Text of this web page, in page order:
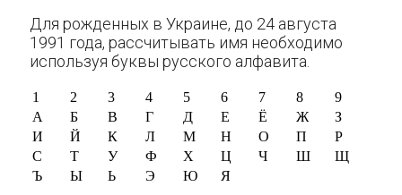
Для рожденных в Украине, до 24 августа
1991 года, рассчитывать имя необходимо
используя буквы русского алфавита.
1 2 3 4 5 6 7 8
9
А
Б В Г Д Е Ё Ж
З
И
Й К Л М Н О П
Р
С
Т У Ф Х Ц Ч Ш
Щ
Ъ
Ы Ь Э Ю Я